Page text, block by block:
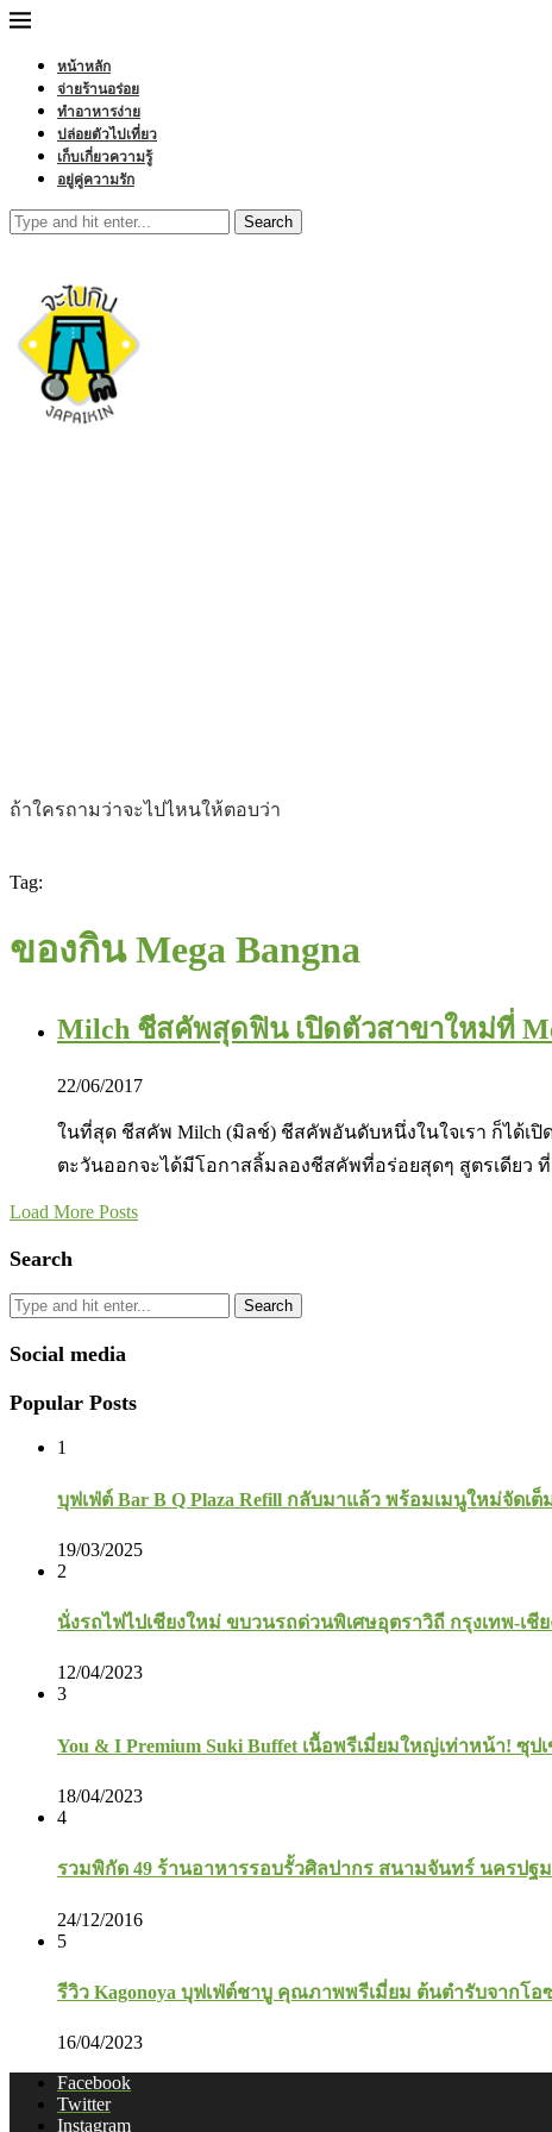
หน้าหลัก
จ่ายร้านอร่อย
ทำอาหารง่าย
ปล่อยตัวไปเที่ยว
เก็บเกี่ยวความรู้
อยู่คู่ความรัก
Search
ถ้าใครถามว่าจะไปไหนให้ตอบว่า
Tag:
ของกิน Mega Bangna
Milch ชีสคัพสุดฟิน เปิดตัวสาขาใหม่ที่
22/06/2017
ในที่สุด ชีสคัพ Milch (มิลช์) ชีสคัพอันดับหนึ่งในใจเรา ก็ได้เปิ
ตะวันออกจะได้มีโอกาสลิ้มลองชีสคัพที่อร่อยสุดๆ สูตรเดียว
Load More Posts
Search
Search
Social media
Popular Posts
1
บุฟเฟ่ต์ Bar B Q Plaza Refill กลับมาแล้ว พร้อมเมนูใหม่จัดเต็
19/03/2025
2
นั่งรถไฟไปเชียงใหม่ ขบวนรถด่วนพิเศษอุตราวิถี กรุงเทพ-เชี
12/04/2023
3
You & I Premium Suki Buffet เนื้อพรีเมี่ยมใหญ่เท่าหน้า! ซุ
18/04/2023
4
รวมพิกัด 49 ร้านอาหารรอบรั้วศิลปากร สนามจันทร์ นครปฐม
24/12/2016
5
รีวิว Kagonoya บุฟเฟ่ต์ชาบู คุณภาพพรีเมี่ยม ต้นตำรับจากโอ
16/04/2023
Facebook
Twitter
Instagram